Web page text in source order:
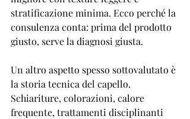
stratificazione minima. Ecco perché la
consulenza conta: prima del prodotto
giusto, serve la diagnosi giusta.
Un altro aspetto spesso sottovalutato è
la storia tecnica del capello.
Schiariture, colorazioni, calore
frequente, trattamenti disciplinanti